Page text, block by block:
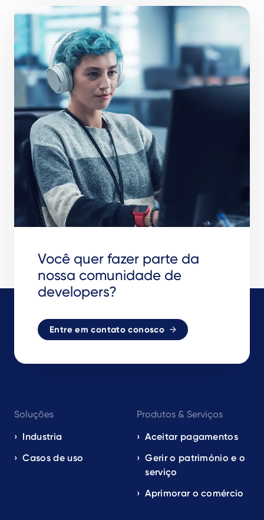
Você quer fazer parte da
nossa comunidade de
developers?
Entre em contato conosco
navigation
EN
Soluções
Industria
Casos de uso
Produtos & Serviços
Aceitar pagamentos
Gerir o património e o
serviço
Aprimorar o comércio